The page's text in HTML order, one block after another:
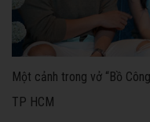
Một cảnh trong vở “Bồ
TP HCM